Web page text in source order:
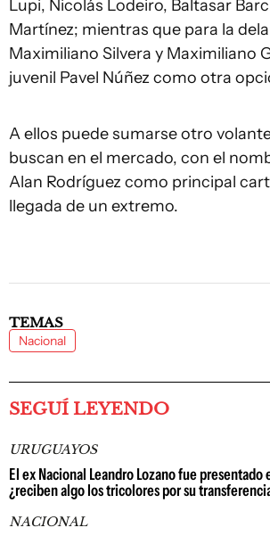
Lupi, Nicolás Lodeiro, Baltasar
Martínez; mientras que para la
Maximiliano Silvera y Maximiliano
juvenil Pavel Núñez como otra
A ellos puede sumarse otro
buscan en el mercado, con el
Alan Rodríguez como principal
llegada de un extremo.
TEMAS
Nacional
SEGUÍ LEYENDO
URUGUAYOS
El ex Nacional Leandro Lozano fue presentado
¿reciben algo los tricolores por su
NACIONAL